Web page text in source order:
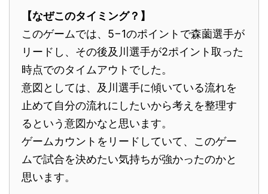
【なぜこのタイミング？】
このゲームでは、5−1のポイントで森薗選手が
リードし、その後及川選手が2ポイント取った
時点でのタイムアウトでした。
意図としては、及川選手に傾いている流れを
止めて自分の流れにしたいから考えを整理す
るという意図かなと思います。
ゲームカウントをリードしていて、このゲー
ムで試合を決めたい気持ちが強かったのかと
思います。